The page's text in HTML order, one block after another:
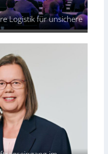
Logistik für unsichere